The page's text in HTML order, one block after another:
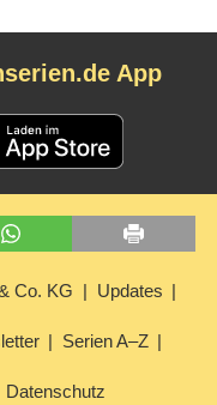
App
Co. KG Updates
Serien A–Z
Datenschutz